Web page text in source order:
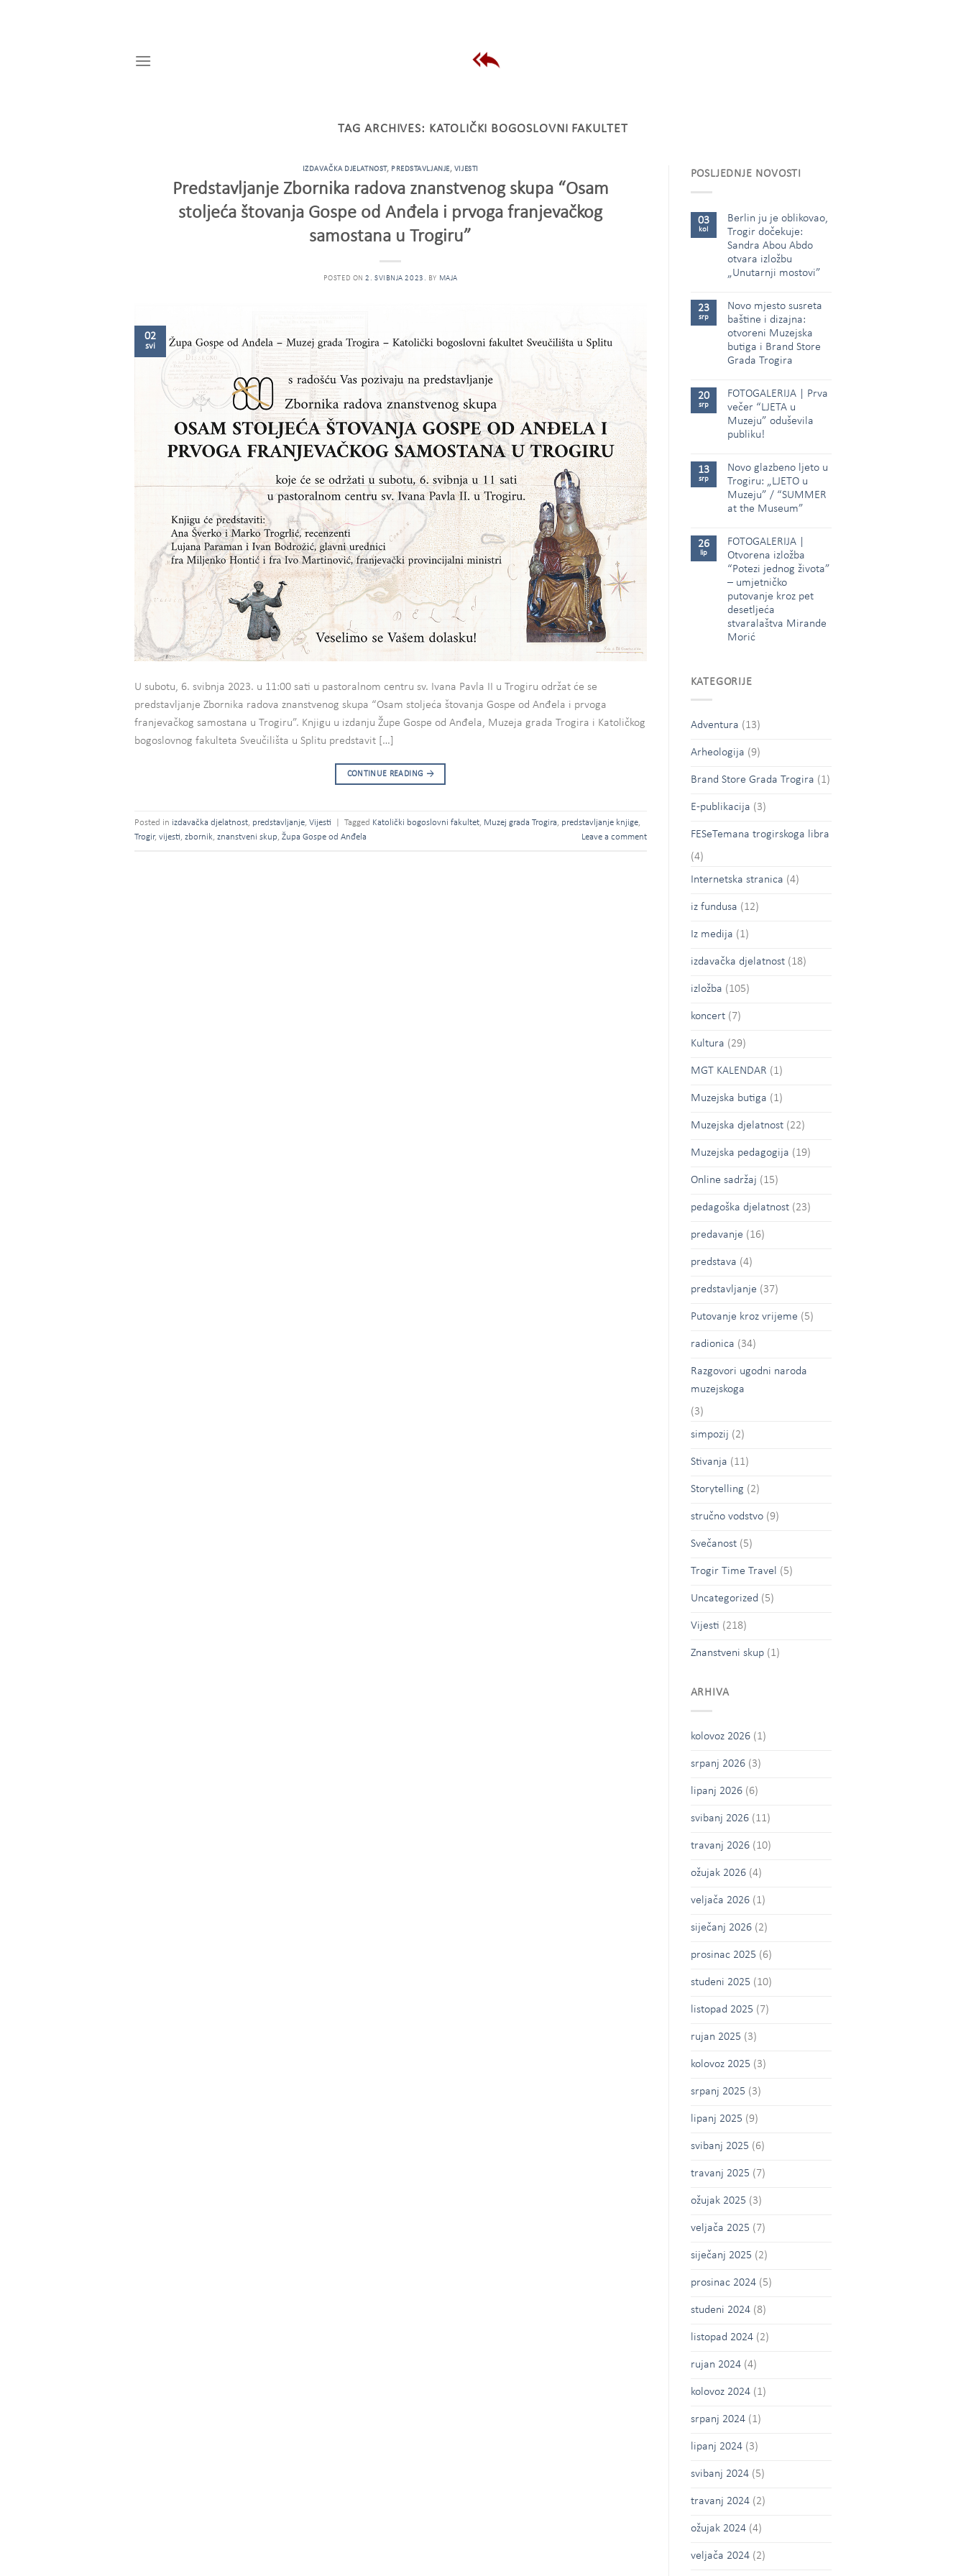
TAG ARCHIVES: KATOLIČKI BOGOSLOVNI FAKULTET
IZDAVAČKA DJELATNOST, PREDSTAVLJANJE, VIJESTI
Predstavljanje Zbornika radova znanstvenog skupa “Osam
stoljeća štovanja Gospe od Anđela i prvoga franjevačkog
samostana u Trogiru”
POSTED ON2. SVIBNJA 2023. BY MAJA
02
svi
U subotu, 6. svibnja 2023. u 11:00 sati u pastoralnom centru sv. Ivana Pavla II u Trogiru održat će se
predstavljanje Zbornika radova znanstvenog skupa “Osam stoljeća štovanja Gospe od Anđela i prvoga
franjevačkog samostana u Trogiru”. Knjigu u izdanju Župe Gospe od Anđela, Muzeja grada Trogira i Katoličkog
bogoslovnog fakulteta Sveučilišta u Splitu predstavit […]
CONTINUE READING →
Posted in izdavačka djelatnost, predstavljanje, Vijesti Tagged Katolički bogoslovni fakultet, Muzej grada Trogira, predstavljanje knjige,
Trogir, vijesti, zbornik, znanstveni skup, Župa Gospe od Anđela Leave a comment
POSLJEDNJE NOVOSTI
03
kol
Berlin ju je oblikovao,
Trogir dočekuje:
Sandra Abou Abdo
otvara izložbu
„Unutarnji mostovi”
23
srp
Novo mjesto susreta
baštine i dizajna:
otvoreni Muzejska
butiga i Brand Store
Grada Trogira
20
srp
FOTOGALERIJA | Prva
večer “LJETA u
Muzeju” oduševila
publiku!
13
srp
Novo glazbeno ljeto u
Trogiru: „LJETO u
Muzeju” / “SUMMER
at the Museum”
26
lip
FOTOGALERIJA |
Otvorena izložba
“Potezi jednog života”
– umjetničko
putovanje kroz pet
desetljeća
stvaralaštva Mirande
Morić
KATEGORIJE
Adventura (13)
Arheologija (9)
Brand Store Grada Trogira (1)
E-publikacija (3)
FESeTemana trogirskoga libra
(4)
Internetska stranica (4)
iz fundusa (12)
Iz medija (1)
izdavačka djelatnost(18)
izložba (105)
koncert(7)
Kultura (29)
MGT KALENDAR (1)
Muzejska butiga (1)
Muzejska djelatnost(22)
Muzejska pedagogija (19)
Online sadržaj (15)
pedagoška djelatnost(23)
predavanje (16)
predstava (4)
predstavljanje (37)
Putovanje kroz vrijeme (5)
radionica (34)
Razgovori ugodni naroda
muzejskoga
(3)
simpozij (2)
Stivanja (11)
Storytelling (2)
stručno vodstvo(9)
Svečanost(5)
Trogir Time Travel (5)
Uncategorized (5)
Vijesti (218)
Znanstveni skup(1)
ARHIVA
kolovoz 2026(1)
srpanj 2026(3)
lipanj 2026(6)
svibanj 2026(11)
travanj 2026(10)
ožujak 2026(4)
veljača 2026(1)
siječanj 2026(2)
prosinac 2025 (6)
studeni 2025 (10)
listopad 2025 (7)
rujan 2025 (3)
kolovoz 2025 (3)
srpanj 2025 (3)
lipanj 2025 (9)
svibanj 2025 (6)
travanj 2025 (7)
ožujak 2025 (3)
veljača 2025 (7)
siječanj 2025 (2)
prosinac 2024(5)
studeni 2024(8)
listopad 2024(2)
rujan 2024(4)
kolovoz 2024(1)
srpanj 2024(1)
lipanj 2024(3)
svibanj 2024(5)
travanj 2024(2)
ožujak 2024(4)
veljača 2024(2)